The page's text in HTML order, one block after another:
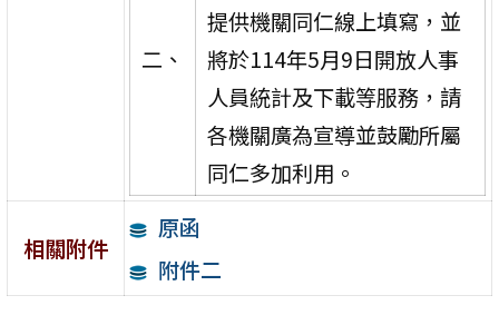
二、
提供機關同仁線上填寫，並
將於114年5月9日開放人事
人員統計及下載等服務，請
各機關廣為宣導並鼓勵所屬
同仁多加利用。
相關附件
原函
附件二